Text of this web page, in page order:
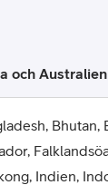
och Australien
Bhutan,
Indien,